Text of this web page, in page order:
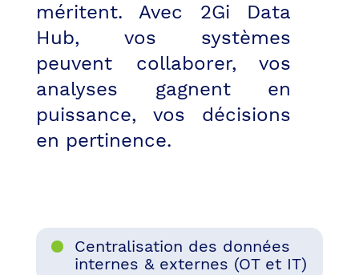
méritent. Avec 2Gi Data
Hub, vos systèmes
peuvent collaborer, vos
analyses gagnent en
puissance, vos décisions
en pertinence.
Centralisation des données
internes & externes (OT et IT)